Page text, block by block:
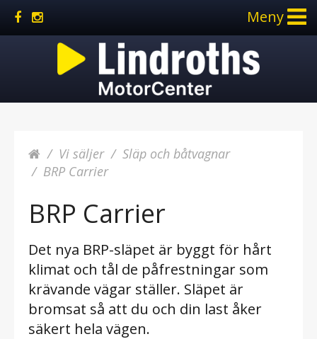
Meny
Vi säljer
Släp och båtvagnar
BRP Carrier
BRP Carrier
Det nya BRP-släpet är byggt för hårt
klimat och tål de påfrestningar som
krävande vägar ställer. Släpet är
bromsat så att du och din last åker
säkert hela vägen.